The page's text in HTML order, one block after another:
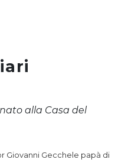
alla Casa del
Giovanni Gecchele papà di